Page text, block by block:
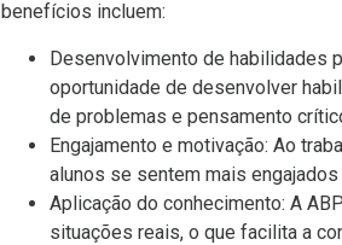
benefícios incluem:
Desenvolvimento de habilidades
oportunidade de desenvolver
de problemas e pensamento
Engajamento e motivação: Ao
alunos se sentem mais
Aplicação do conhecimento: A
situações reais, o que facilita a